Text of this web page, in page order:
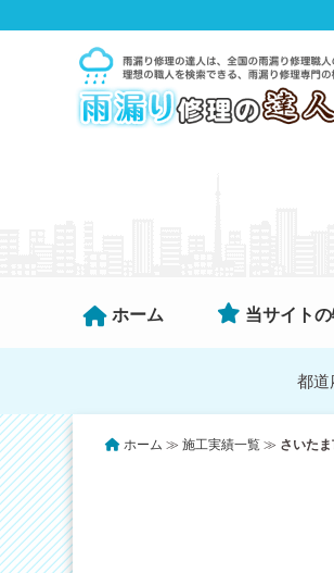
ホーム 当サイト
都道
ホーム ≫施工実績一覧 ≫ さいた